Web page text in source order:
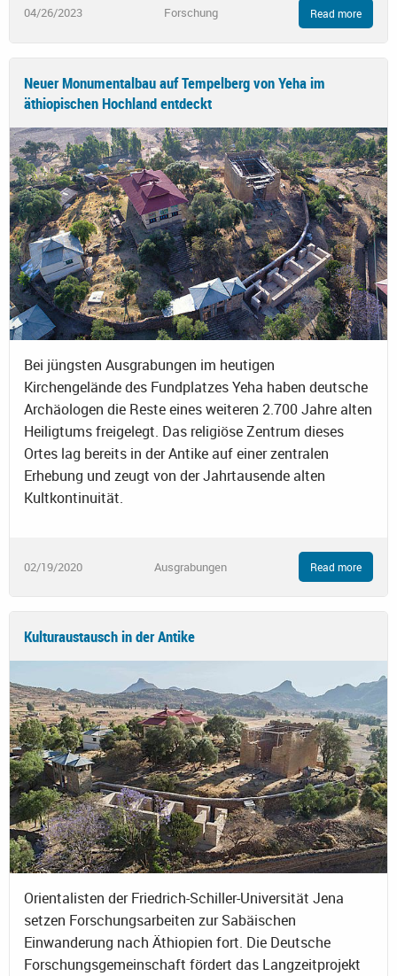
04/26/2023 Forschung Read more
Neuer Monumentalbau auf Tempelberg von Yeha im
äthiopischen Hochland entdeckt
Bei jüngsten Ausgrabungen im heutigen
Kirchengelände des Fundplatzes Yeha haben deutsche
Archäologen die Reste eines weiteren 2.700 Jahre alten
Heiligtums freigelegt. Das religiöse Zentrum dieses
Ortes lag bereits in der Antike auf einer zentralen
Erhebung und zeugt von der Jahrtausende alten
Kultkontinuität.
02/19/2020 Ausgrabungen Read more
Kulturaustausch in der Antike
Orientalisten der Friedrich-Schiller-Universität Jena
setzen Forschungsarbeiten zur Sabäischen
Einwanderung nach Äthiopien fort. Die Deutsche
Forschungsgemeinschaft fördert das Langzeitprojekt